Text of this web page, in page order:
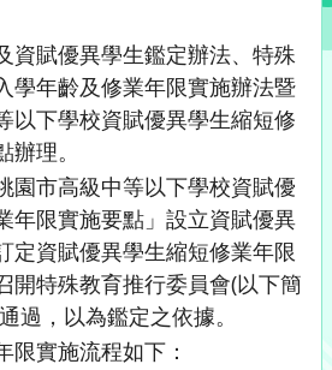
資賦優異學生鑑定辦法、特殊
學年齡及修業年限實施辦法暨
以下學校資賦優異學生縮短修
理。
園市高級中等以下學校資賦優
年限實施要點」設立資賦優異
定資賦優異學生縮短修業年限
開特殊教育推行委員會(以下簡
過，以為鑑定之依據。
限實施流程如下：